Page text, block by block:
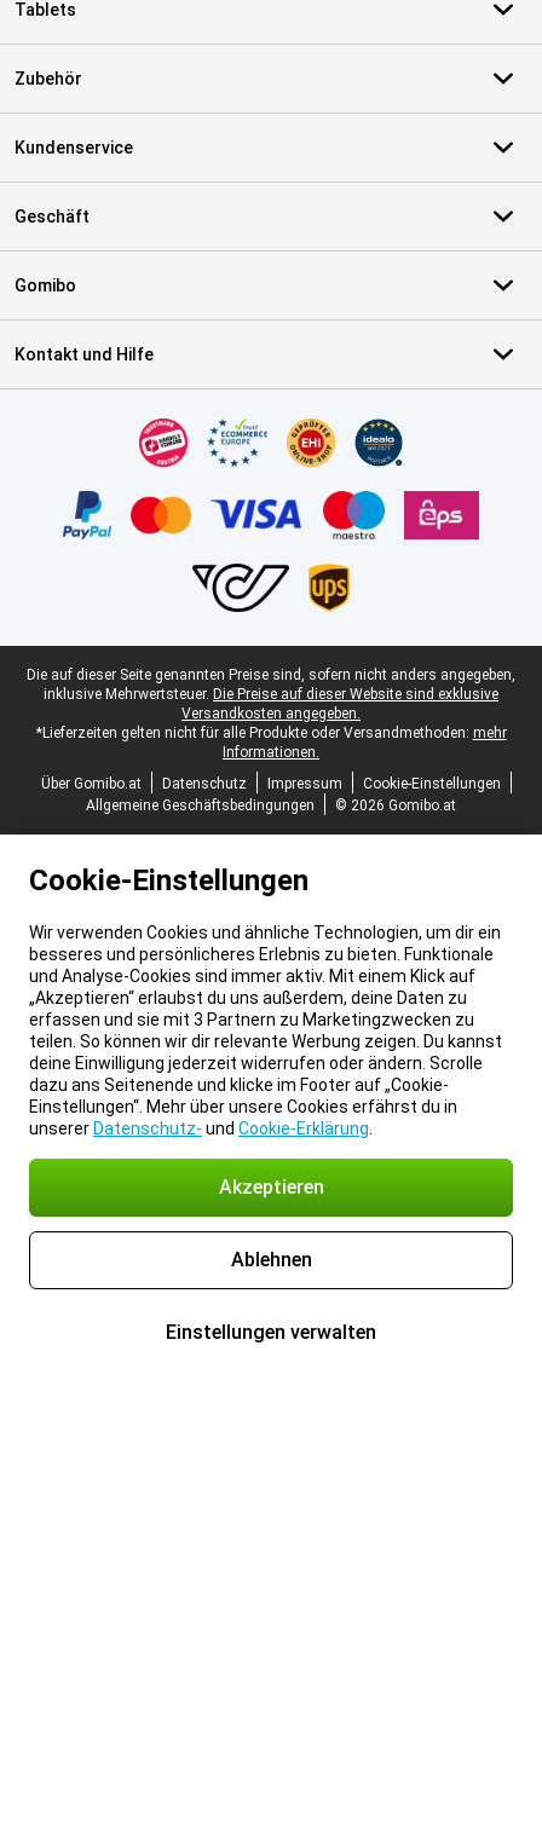
Tablets
Zubehör
Kundenservice
Geschäft
Gomibo
Kontakt und Hilfe
Juristische Fußzeile
Die auf dieser Seite genannten Preise sind, sofern nicht anders angegeben,
inklusive Mehrwertsteuer. Die Preise auf dieser Website sind exklusive
Versandkosten angegeben.
*Lieferzeiten gelten nicht für alle Produkte oder Versandmethoden: mehr
Informationen.
Über Gomibo.at
Datenschutz Impressum
Cookie-Einstellungen
Allgemeine Geschäftsbedingungen
© 2026 Gomibo.at
Cookie-Einstellungen
Wir verwenden Cookies und ähnliche Technologien, um dir ein
besseres und persönlicheres Erlebnis zu bieten. Funktionale
und Analyse-Cookies sind immer aktiv. Mit einem Klick auf
„Akzeptieren“ erlaubst du uns außerdem, deine Daten zu
erfassen und sie mit 3 Partnern zu Marketingzwecken zu
teilen. So können wir dir relevante Werbung zeigen. Du kannst
deine Einwilligung jederzeit widerrufen oder ändern. Scrolle
dazu ans Seitenende und klicke im Footer auf „Cookie-
Einstellungen“. Mehr über unsere Cookies erfährst du in
unserer Datenschutz- und Cookie-Erklärung
Akzeptieren
Ablehnen
Einstellungen verwalten